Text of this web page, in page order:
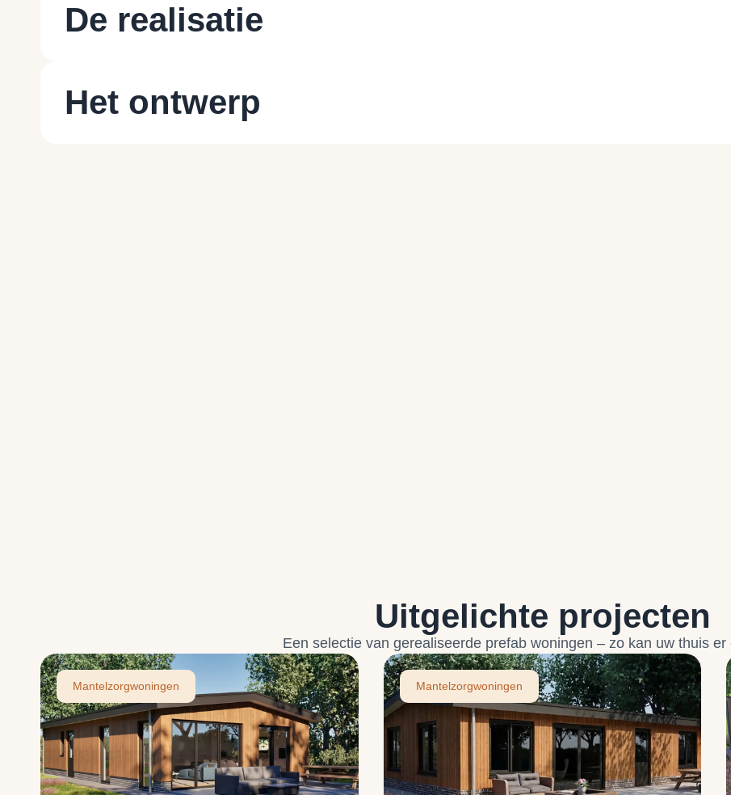
De realisatie
Het ontwerp
Uitgelichte projecten
Een selectie van gerealiseerde prefab woningen – zo kan uw thuis er
Mantelzorgwoningen Mantelzorgwoningen